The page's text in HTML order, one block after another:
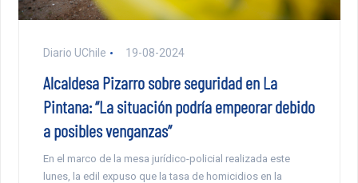
Diario UChile 19-08-2024
Alcaldesa Pizarro sobre seguridad en La
Pintana: “La situación podría empeorar debido
a posibles venganzas”
En el marco de la mesa jurídico-policial realizada este
lunes, la edil expuso que la tasa de homicidios en la